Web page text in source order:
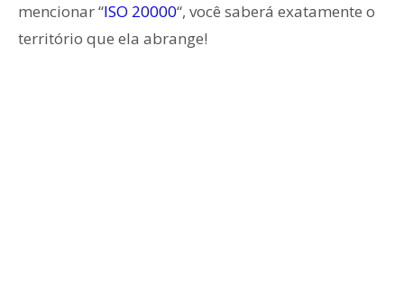
mencionar “ISO 20000“, você saberá exatamente o
território que ela abrange!